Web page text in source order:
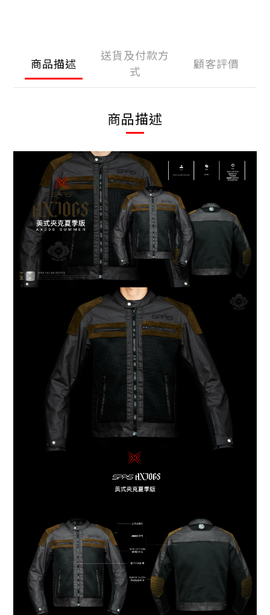
商品描述
送貨及付款方
式
顧客評價
商品描述